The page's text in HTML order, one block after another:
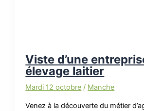
Viste d’une
élevage laitier
Mardi 12 octobre / Manche
Venez à la découverte du métier